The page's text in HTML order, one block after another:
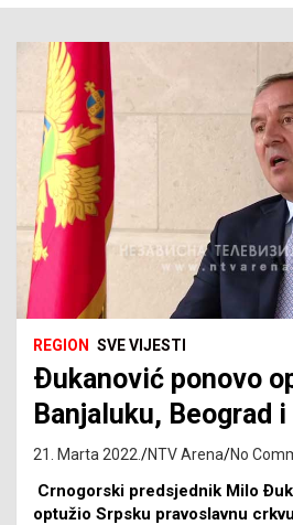
REGION SVE VIJESTI
Ðukanović ponovo
Banjaluku, Beograd
21. Marta 2022. NTV Arena No
Crnogorski predsjednik Milo
optužio Srpsku pravoslavnu